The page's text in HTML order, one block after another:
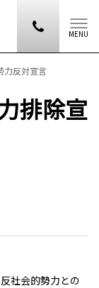
MENU
力反対宣言
排除宣
社会的勢力との